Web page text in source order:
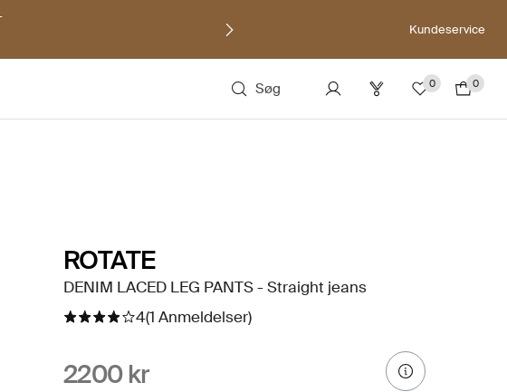
Kundeservice
Søg 0 0
ROTATE
DENIM LACED LEG PANTS - Straight jeans
4(1 Anmeldelser)
2200 kr